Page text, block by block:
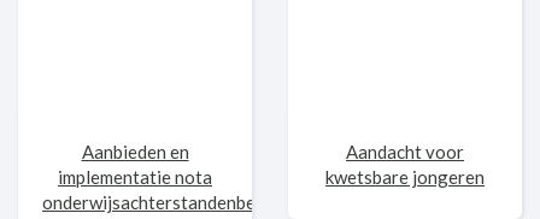
Aanbieden en
implementatie nota
onderwijsachterstandenbeleid
Aandacht voor
kwetsbare jongeren